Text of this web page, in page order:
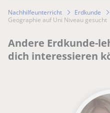
Nachhilfeunterricht Erdkunde
Geographie auf Uni Niveau gesucht
Andere Erdkunde-
dich interessieren